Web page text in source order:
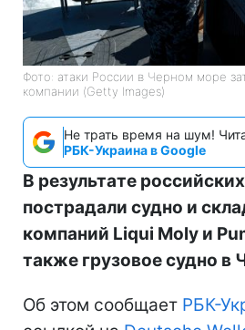
Фото: атаки России в Черном море
компании (Getty Images)
Не трать время на шум!
РБК-Украина в Google
В результате
пострадали судно и
компаний Liqui Moly и
также грузовое судно в
Об этом сообщает РБК-